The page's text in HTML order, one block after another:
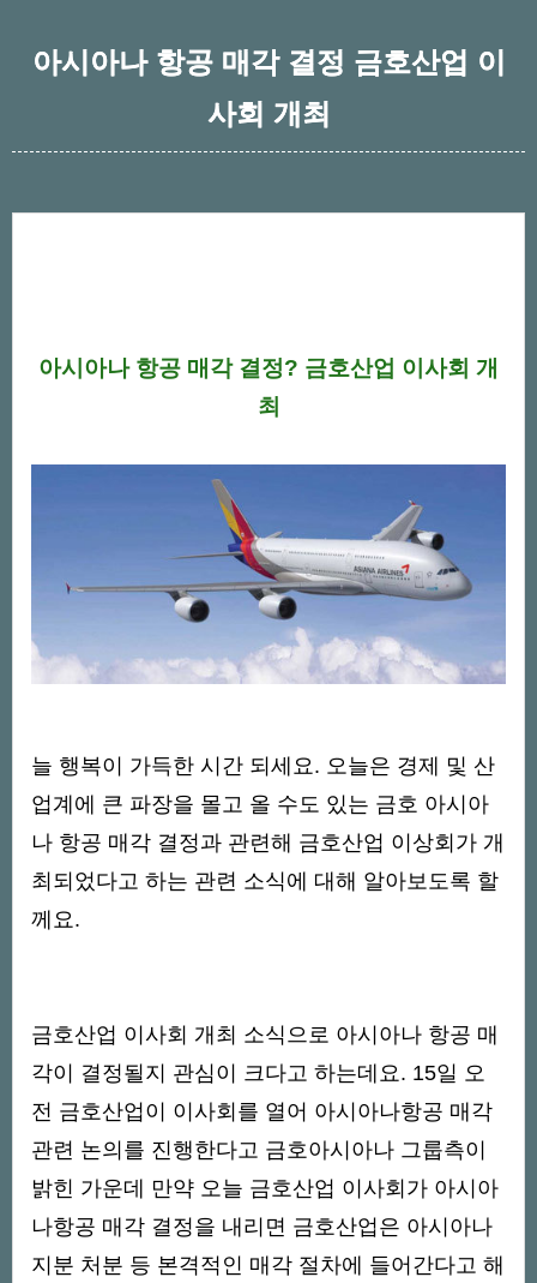
아시아나 항공 매각 결정 금호산업 이
사회 개최
아시아나 항공 매각 결정? 금호산업 이사회 개
최
늘 행복이 가득한 시간 되세요. 오늘은 경제 및 산
업계에 큰 파장을 몰고 올 수도 있는 금호 아시아
나 항공 매각 결정과 관련해 금호산업 이상회가 개
최되었다고 하는 관련 소식에 대해 알아보도록 할
께요.
금호산업 이사회 개최 소식으로 아시아나 항공 매
각이 결정될지 관심이 크다고 하는데요. 15일 오
전 금호산업이 이사회를 열어 아시아나항공 매각
관련 논의를 진행한다고 금호아시아나 그룹측이
밝힌 가운데 만약 오늘 금호산업 이사회가 아시아
나항공 매각 결정을 내리면 금호산업은 아시아나
지분 처분 등 본격적인 매각 절차에 들어간다고 해